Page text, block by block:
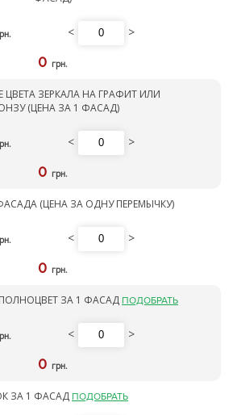
< >
0 грн.
ЦВЕТА ЗЕРКАЛА НА ГРАФИТ ИЛИ
(ЦЕНА ЗА 1 ФАСАД)
< >
0 грн.
(ЦЕНА ЗА ОДНУ ПЕРЕМЫЧКУ)
< >
0 грн.
ЗА 1 ФАСАД ПОДОБРАТЬ
< >
0 грн.
ЗА 1 ФАСАД ПОДОБРАТЬ